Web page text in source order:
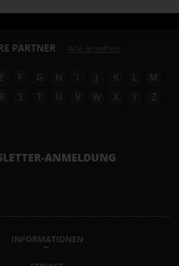
PARTNER Alle ansehen
E F G H I J K L
M
R S T U V W X Y Z
ANMELDUNG
INFORMATIONEN